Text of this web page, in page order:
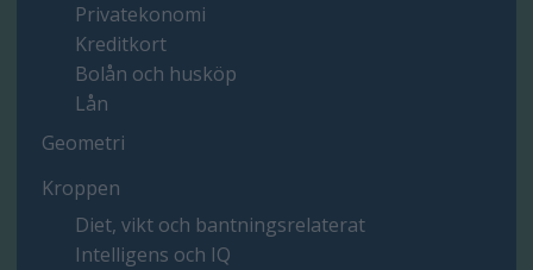
Privatekonomi
Kreditkort
Bolån och husköp
Lån
Geometri
Kroppen
Diet, vikt och bantningsrelaterat
Intelligens och IQ